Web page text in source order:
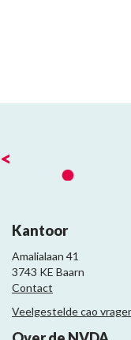
<
Kantoor
Amalialaan 41
3743 KE Baarn
Contact
Veelgestelde cao